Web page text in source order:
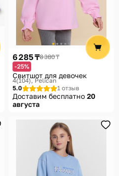
6 285 ₸8 380 ₸
-25%
Свитшот для девочек
4(104) Pelican
5.0
1 отзыв
Доставим бесплатно 20
августа